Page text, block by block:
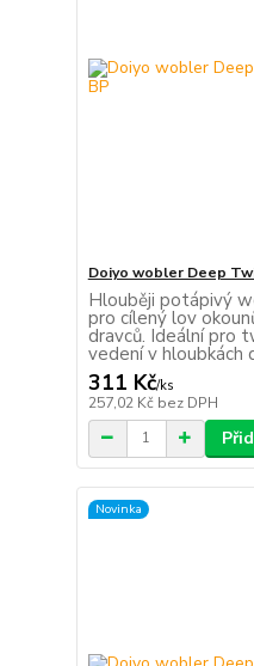
Doiyo wobler Deep
Hlouběji potápivý
pro cílený lov
dravců. Ideální pro
vedení v hloubkách
311 Kč/ks
257,02 Kč bez DPH
Novinka